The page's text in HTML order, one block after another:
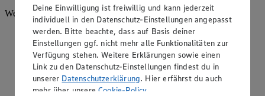
Weiteres Sortiment
Deine Einwilligung ist freiwillig und kann jederzeit
individuell in den Datenschutz-Einstellungen angepasst
werden. Bitte beachte, dass auf Basis deiner
Einstellungen ggf. nicht mehr alle Funktionalitäten zur
Verfügung stehen. Weitere Erklärungen sowie einen
Link zu den Datenschutz-Einstellungen findest du in
unserer Datenschutzerklärung. Hier erfährst du auch
mehr über unsereCookie-Policy.